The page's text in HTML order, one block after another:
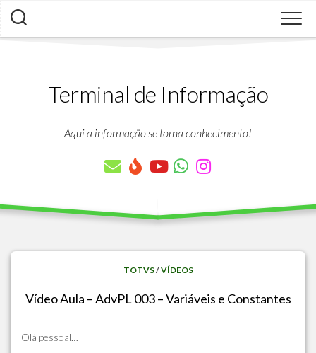
Skip
content
Terminal de Informação
Aqui a informação se torna conhecimento!
TOTVS/VÍDEOS
Vídeo Aula – AdvPL 003 – Variáveis e Constantes
Olá pessoal…